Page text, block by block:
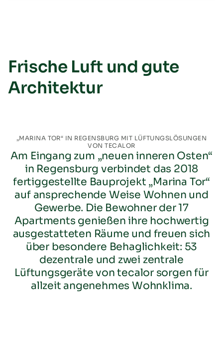
Frische Luft und gute
Architektur
„MARINA TOR“ IN REGENSBURG MIT LÜFTUNGSLÖSUNGEN
VON TECALOR
Am Eingang zum „neuen inneren Osten“
in Regensburg verbindet das 2018
fertiggestellte Bauprojekt „Marina Tor“
auf ansprechende Weise Wohnen und
Gewerbe. Die Bewohner der 17
Apartments genießen ihre hochwertig
ausgestatteten Räume und freuen sich
über besondere Behaglichkeit: 53
dezentrale und zwei zentrale
Lüftungsgeräte von tecalor sorgen für
allzeit angenehmes Wohnklima.